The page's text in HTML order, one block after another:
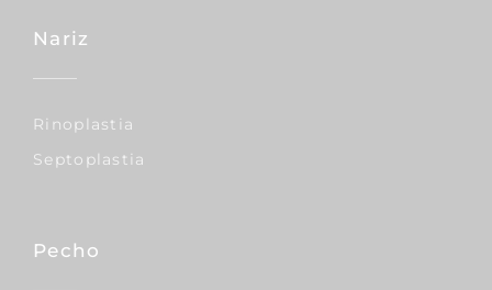
Nariz
Rinoplastia
Septoplastia
Pecho